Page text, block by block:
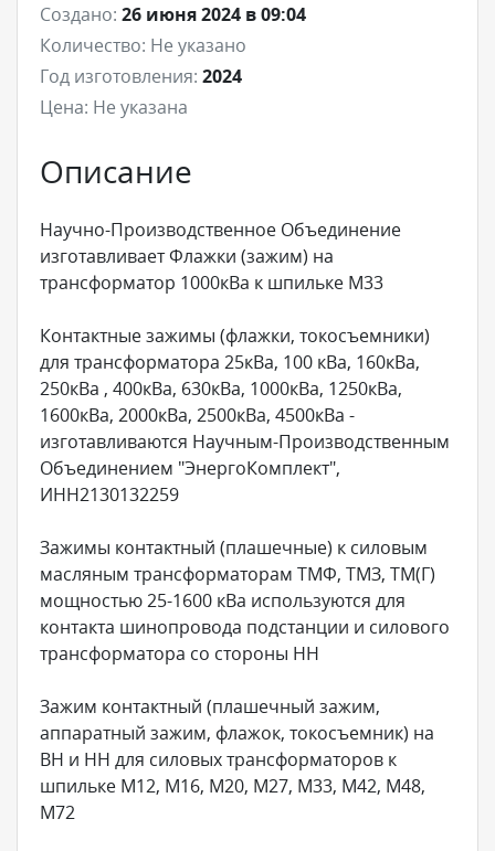
Создано: 26 июня 2024 в 09:04
Количество: Не указано
Год изготовления: 2024
Цена: Не указана
Описание
Научно-Производственное Объединение
изготавливает Флажки (зажим) на
трансформатор 1000кВа к шпильке М33
Контактные зажимы (флажки, токосъемники)
для трансформатора 25кВа, 100 кВа, 160кВа,
250кВа , 400кВа, 630кВа, 1000кВа, 1250кВа,
1600кВа, 2000кВа, 2500кВа, 4500кВа -
изготавливаются Научным-Производственным
Объединением "ЭнергоКомплект",
ИНН2130132259
Зажимы контактный (плашечные) к силовым
масляным трансформаторам ТМФ, ТМЗ, ТМ(Г)
мощностью 25-1600 кВа используются для
контакта шинопровода подстанции и силового
трансформатора со стороны НН
Зажим контактный (плашечный зажим,
аппаратный зажим, флажок, токосъемник) на
ВН и НН для силовых трансформаторов к
шпильке М12, М16, М20, М27, М33, М42, М48,
М72